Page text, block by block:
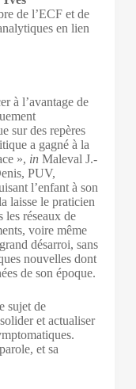
de l’ECF et de
en lien
à l’avantage de
sur des repères
a gagné à la
», in Maleval J.-
PUV,
l’enfant à son
laisse le praticien
les réseaux de
voire même
désarroi, sans
nouvelles dont
de son époque.
sujet de
et actualiser
et sa